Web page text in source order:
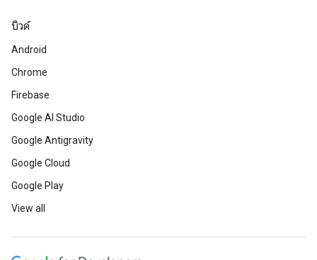
บิวด์
Android
Chrome
Firebase
Google AI Studio
Google Antigravity
Google Cloud
Google Play
View all